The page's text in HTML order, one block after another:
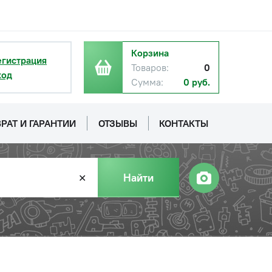
Корзина
Товаров:
0
Сумма:
0 руб.
И ГАРАНТИИ ОТЗЫВЫ КОНТАКТЫ
✕ Найти